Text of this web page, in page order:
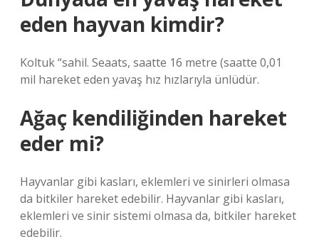
eden hayvan kimdir?
Koltuk “sahil. Seaats, saatte 16 metre (saatte 0,01
mil hareket eden yavaş hız hızlarıyla ünlüdür.
Ağaç kendiliğinden hareket
eder mi?
Hayvanlar gibi kasları, eklemleri ve sinirleri olmasa
da bitkiler hareket edebilir. Hayvanlar gibi kasları,
eklemleri ve sinir sistemi olmasa da, bitkiler hareket
edebilir.